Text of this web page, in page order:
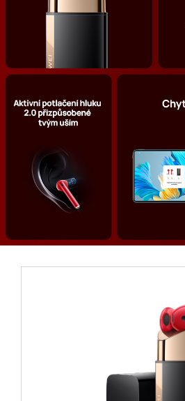
Audio & Zubehor
Smart Home
Newsletter